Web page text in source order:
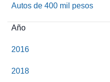
Autos de 400 mil pesos
Año
2016
2018